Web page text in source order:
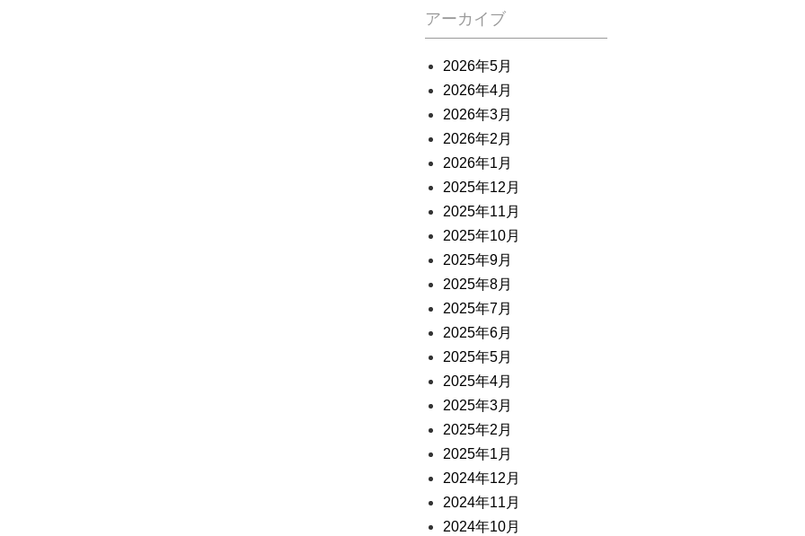
アーカイブ
2026年5月
2026年4月
2026年3月
2026年2月
2026年1月
2025年12月
2025年11月
2025年10月
2025年9月
2025年8月
2025年7月
2025年6月
2025年5月
2025年4月
2025年3月
2025年2月
2025年1月
2024年12月
2024年11月
2024年10月